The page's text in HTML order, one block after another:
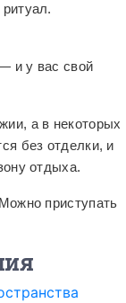
и у вас свой
а в некоторых
без отделки, и
отдыха.
приступать